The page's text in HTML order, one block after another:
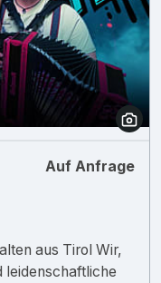
Auf Anfrage
aus Tirol Wir,
leidenschaftliche